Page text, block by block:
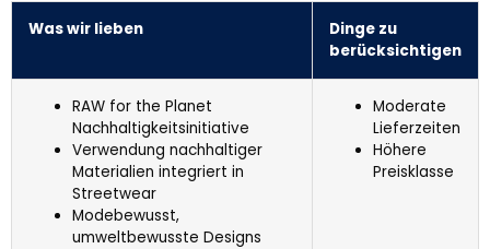
Was wir lieben
Dinge zu
berücksichtigen
RAW for the Planet
Nachhaltigkeitsinitiative
Verwendung nachhaltiger
Materialien integriert in
Streetwear
Modebewusst,
umweltbewusste Designs
Moderate
Lieferzeiten
Höhere
Preisklasse